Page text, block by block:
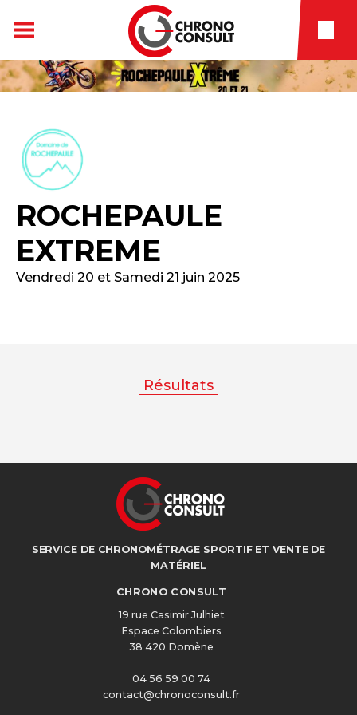
ROCHEPAULE
EXTREME
Vendredi 20 et Samedi 21 juin 2025
Résultats
SERVICE DE CHRONOMÉTRAGE SPORTIF ET VENTE DE
MATÉRIEL
CHRONO CONSULT
19 rue Casimir Julhiet
Espace Colombiers
38 420 Domène
04 56 59 00 74
contact@chronoconsult.fr